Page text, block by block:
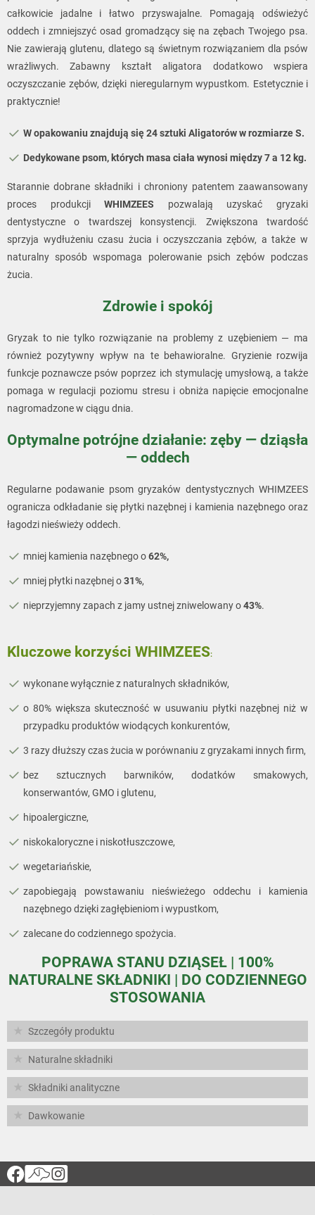
całkowicie jadalne i łatwo przyswajalne. Pomagają odświeżyć
oddech i zmniejszyć osad gromadzący się na zębach Twojego psa.
Nie zawierają glutenu, dlatego są świetnym rozwiązaniem dla psów
wrażliwych. Zabawny kształt aligatora dodatkowo wspiera
oczyszczanie zębów, dzięki nieregularnym wypustkom. Estetycznie i
praktycznie!
W opakowaniu znajdują się 24 sztuki Aligatorów w rozmiarze S.
Dedykowane psom, których masa ciała wynosi między 7 a 12 kg.
Starannie dobrane składniki i chroniony patentem zaawansowany
proces produkcjiWHIMZEES pozwalają uzyskać gryzaki
dentystyczne o twardszej konsystencji. Zwiększona twardość
sprzyja wydłużeniu czasu żucia i oczyszczania zębów, a także w
naturalny sposób wspomaga polerowanie psich zębów podczas
żucia.
Zdrowie i spokój
Gryzak to nie tylko rozwiązanie na problemy z uzębieniem — ma
również pozytywny wpływ na te behawioralne. Gryzienie rozwija
funkcje poznawcze psów poprzez ich stymulację umysłową, a także
pomaga w regulacji poziomu stresu i obniża napięcie emocjonalne
nagromadzone w ciągu dnia.
Optymalne potrójne działanie: zęby — dziąsła
— oddech
Regularne podawanie psom gryzaków dentystycznych WHIMZEES
ogranicza odkładanie się płytki nazębnej i kamienia nazębnego oraz
łagodzi nieświeży oddech.
mniej kamienia nazębnego o62%,
mniej płytki nazębnej o31%,
nieprzyjemny zapach z jamy ustnej zniwelowany o43%.
Kluczowe korzyści WHIMZEES:
wykonane wyłącznie z naturalnych składników,
o 80% większa skuteczność w usuwaniu płytki nazębnej niż w
przypadku produktów wiodących konkurentów,
3 razy dłuższy czas żucia w porównaniu z gryzakami innych firm,
bez sztucznych barwników, dodatków smakowych,
konserwantów, GMO i glutenu,
hipoalergiczne,
niskokaloryczne i niskotłuszczowe,
wegetariańskie,
zapobiegają powstawaniu nieświeżego oddechu i kamienia
nazębnego dziękizagłębieniom i wypustkom,
zalecane do codziennego spożycia.
POPRAWA STANU DZIĄSEŁ | 100%
NATURALNE SKŁADNIKI | DO CODZIENNEGO
STOSOWANIA
Szczegóły produktu
Naturalne składniki
Składniki analityczne
Dawkowanie